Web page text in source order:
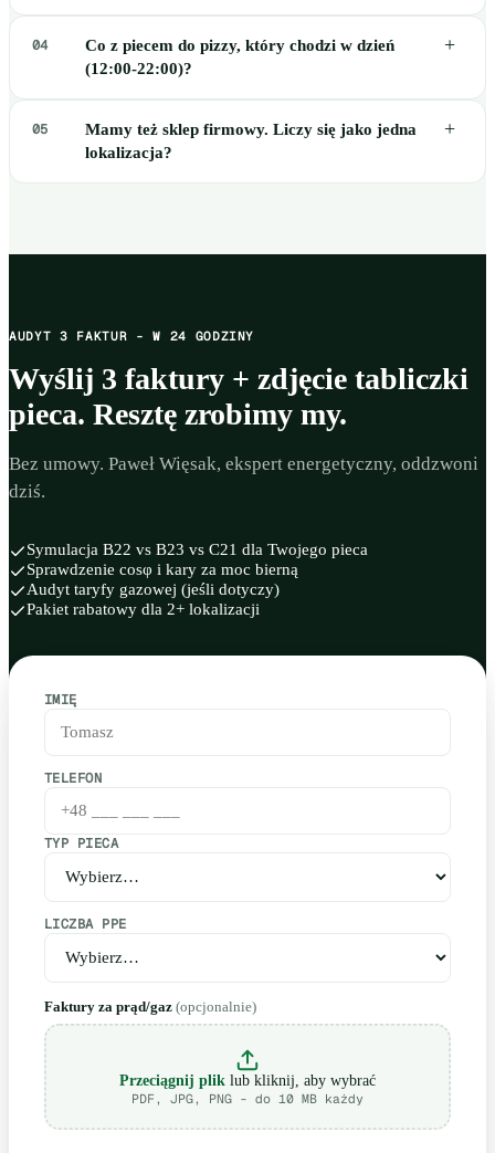
04
Co z piecem do pizzy, który chodzi w dzień
(12:00-22:00)?
+
05
Mamy też sklep firmowy. Liczy się jako jedna
lokalizacja?
+
AUDYT 3 FAKTUR - W 24 GODZINY
Wyślij 3 faktury + zdjęcie tabliczki
pieca. Resztę zrobimy my.
Bez umowy. Paweł Więsak, ekspert energetyczny, oddzwoni
dziś.
Symulacja B22 vs B23 vs C21 dla Twojego pieca
Sprawdzenie cosφ i kary za moc bierną
Audyt taryfy gazowej (jeśli dotyczy)
Pakiet rabatowy dla 2+ lokalizacji
IMIĘ
TELEFON
TYP PIECA
LICZBA PPE
Faktury za prąd/gaz (opcjonalnie)
Przeciągnij plik lub kliknij, aby wybrać
PDF, JPG, PNG - do 10 MB każdy